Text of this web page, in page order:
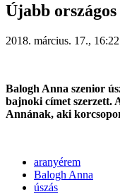
Újabb
2018. március. 17., 16:22
Balogh Anna szenior
bajnoki címet szerzett.
Annának, aki
aranyérem
Balogh Anna
úszás